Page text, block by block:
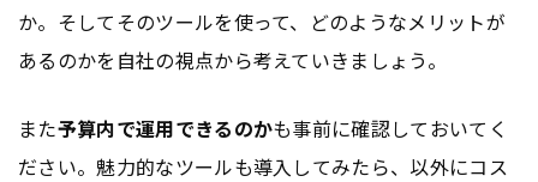
か。そしてそのツールを使って、どのようなメリットが
あるのかを自社の視点から考えていきましょう。
また予算内で運用できるのかも事前に確認しておいてく
ださい。魅力的なツールも導入してみたら、以外にコス